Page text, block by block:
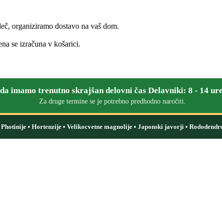
organiziramo dostavo na vaš dom.
se izračuna v košarici.
imamo trenutno skrajšan delovni čas Delavniki: 8 - 14
Za druge termine se je potrebno predhodno naročiti.
• Hortenzije • Velikocvetne magnolije • Japonski javorji •